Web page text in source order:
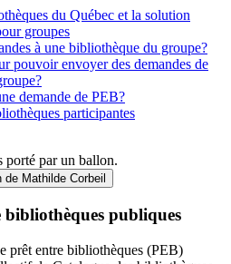
du Québec et la solution
groupes
à une bibliothèque du groupe?
pouvoir envoyer des demandes de
demande de PEB?
participantes
de Mathilde Corbeil
bibliothèques publiques
prêt entre bibliothèques (PEB)